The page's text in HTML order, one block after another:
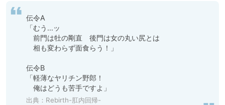
伝令A
「むう…ッ
前門は牡の剛直　後門は女の丸い尻とは
相も変わらず面食らう！」
伝令B
「軽薄なヤリチン野郎！
俺はどうも苦手ですよ」
出典：Rebirth-肛内回帰-